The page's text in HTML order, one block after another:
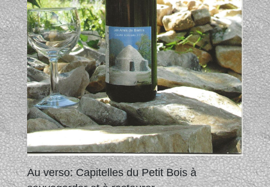
Au verso: Capitelles du Petit Bois à